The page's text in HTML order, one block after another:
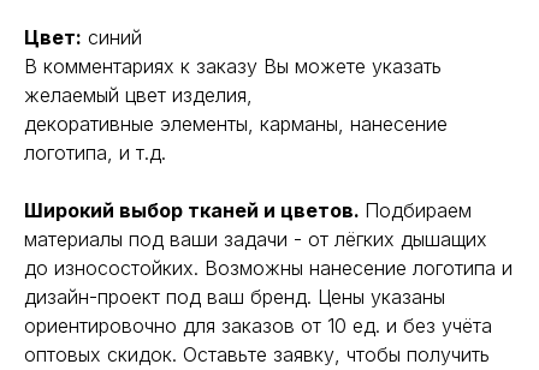
Цвет: синий
В комментариях к заказу Вы можете указать
желаемый цвет изделия,
декоративные элементы, карманы, нанесение
логотипа, и т.д.
Широкий выбор тканей и цветов. Подбираем
материалы под ваши задачи - от лёгких дышащих
до износостойких. Возможны нанесение логотипа и
дизайн-проект под ваш бренд. Цены указаны
ориентировочно для заказов от 10 ед. и без учёта
оптовых скидок. Оставьте заявку, чтобы получить